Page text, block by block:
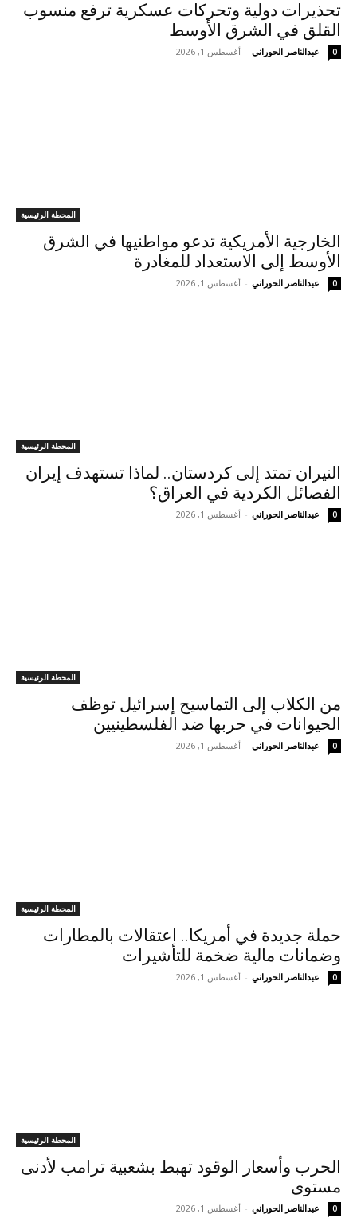
تحذيرات دولية وتحركات عسكرية ترفع منسوب
القلق في الشرق الأوسط
عبدالناصر الحوراني - أغسطس 1, 2026 0
المحطة الرئيسية
الخارجية الأمريكية تدعو مواطنيها في الشرق
الأوسط إلى الاستعداد للمغادرة
عبدالناصر الحوراني - أغسطس 1, 2026 0
المحطة الرئيسية
النيران تمتد إلى كردستان.. لماذا تستهدف إيران
الفصائل الكردية في العراق؟
عبدالناصر الحوراني - أغسطس 1, 2026 0
المحطة الرئيسية
من الكلاب إلى التماسيح إسرائيل توظف
الحيوانات في حربها ضد الفلسطينيين
عبدالناصر الحوراني - أغسطس 1, 2026 0
المحطة الرئيسية
حملة جديدة في أمريكا.. اعتقالات بالمطارات
وضمانات مالية ضخمة للتأشيرات
عبدالناصر الحوراني - أغسطس 1, 2026 0
المحطة الرئيسية
الحرب وأسعار الوقود تهبط بشعبية ترامب لأدنى
مستوى
عبدالناصر الحوراني - أغسطس 1, 2026 0